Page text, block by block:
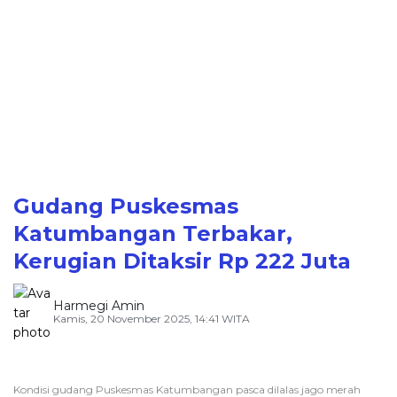
Gudang Puskesmas
Katumbangan Terbakar,
Kerugian Ditaksir Rp 222 Juta
Harmegi Amin
Kamis, 20 November 2025, 14:41 WITA
Kondisi gudang Puskesmas Katumbangan pasca dilalas jago merah